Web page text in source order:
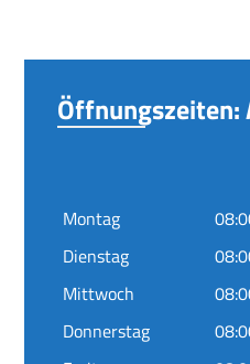
Öffnungszeiten:
Montag
Dienstag
Mittwoch
Donnerstag